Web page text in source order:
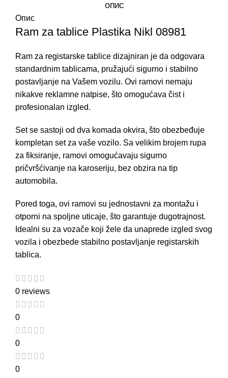
ОПИС
Опис
Ram za tablice Plastika Nikl 08981
Ram za registarske tablice dizajniran je da odgovara
standardnim tablicama, pružajući sigurno i stabilno
postavljanje na Vašem vozilu. Ovi ramovi nemaju
nikakve reklamne natpise, što omogućava čist i
profesionalan izgled.
Set se sastoji od dva komada okvira, što obezbeđuje
kompletan set za vaše vozilo. Sa velikim brojem rupa
za fiksiranje, ramovi omogućavaju sigurno
pričvršćivanje na karoseriju, bez obzira na tip
automobila.
Pored toga, ovi ramovi su jednostavni za montažu i
otporni na spoljne uticaje, što garantuje dugotrajnost.
Idealni su za vozače koji žele da unaprede izgled svog
vozila i obezbede stabilno postavljanje registarskih
tablica.
0 reviews
0
0
0